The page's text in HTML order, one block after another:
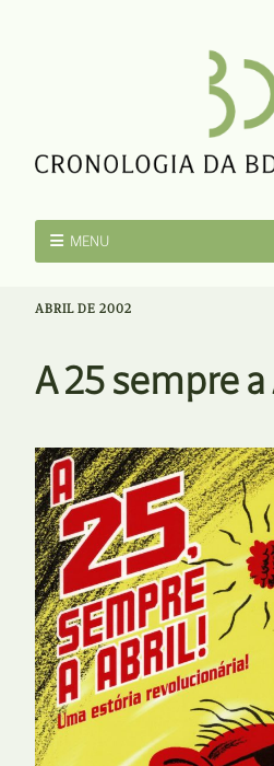
MENU
ABRIL DE 2002
A 25 sempre